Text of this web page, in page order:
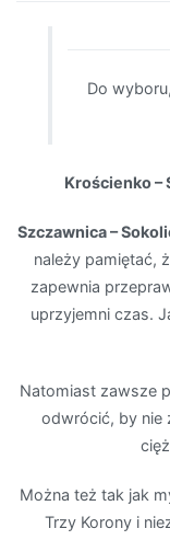
Do
Krościenko –
Szczawnica –
należy pamiętać,
zapewnia
uprzyjemni czas.
Natomiast zawsze
odwrócić, by nie
Można też tak jak
Trzy Korony i